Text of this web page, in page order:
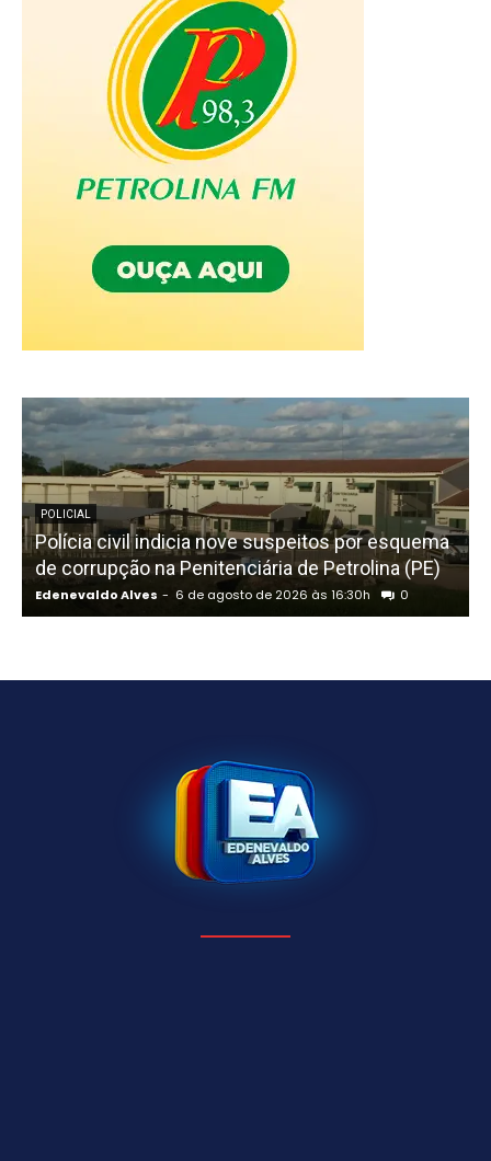
POLICIAL
Polícia civil indicia nove suspeitos por esquema
de corrupção na Penitenciária de Petrolina (PE)
Edenevaldo Alves - 6 de agosto de 2026 às 16:30h 0